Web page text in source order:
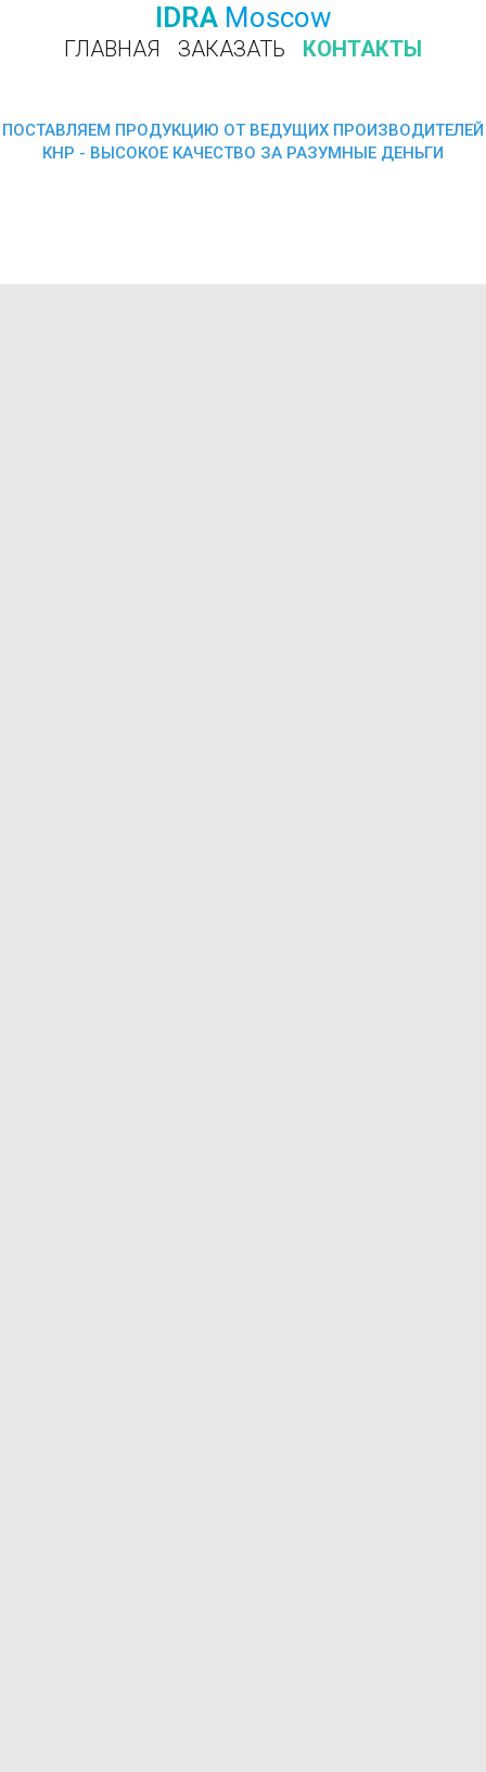
IDRA Moscow
ГЛАВНАЯ ЗАКАЗАТЬ КОНТАКТЫ
ПОСТАВЛЯЕМ ПРОДУКЦИЮ ОТ ВЕДУЩИХ ПРОИЗВОДИТЕЛЕЙ
КНР - ВЫСОКОЕ КАЧЕСТВО ЗА РАЗУМНЫЕ ДЕНЬГИ